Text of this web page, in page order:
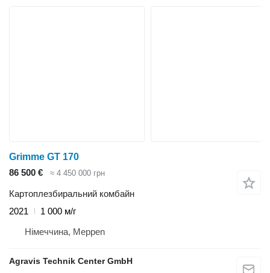
Grimme GT 170
86 500 €
≈ 4 450 000 грн
Картоплезбиральний комбайн
2021
1 000 м/г
Німеччина, Meppen
Agravis Technik Center GmbH